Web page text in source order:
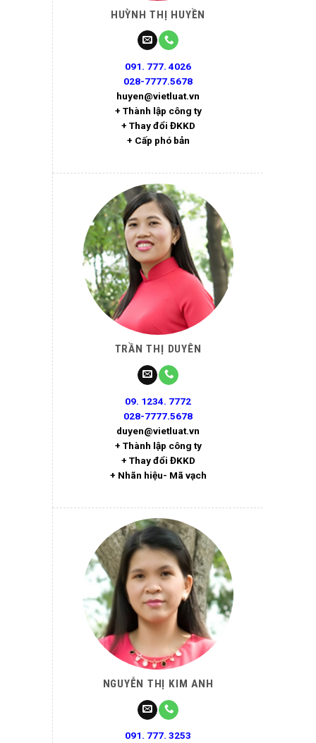
HUỲNH THỊ HUYỀN
091. 777. 4026
028-7777.5678
huyen@vietluat.vn
+ Thành lập công ty
+ Thay đổi ĐKKD
+ Cấp phó bản
TRẦN THỊ DUYÊN
09. 1234. 7772
028-7777.5678
duyen@vietluat.vn
+ Thành lập công ty
+ Thay đổi ĐKKD
+ Nhãn hiệu- Mã vạch
NGUYỄN THỊ KIM ANH
091. 777. 3253